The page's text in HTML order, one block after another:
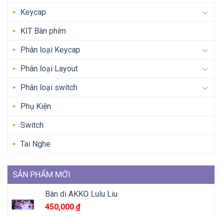
Keycap
KIT Bàn phím
Phân loại Keycap
Phân loại Layout
Phân loại switch
Phụ Kiện
Switch
Tai Nghe
SẢN PHẨM MỚI
Bàn di AKKO Lulu Liu
450,000 ₫